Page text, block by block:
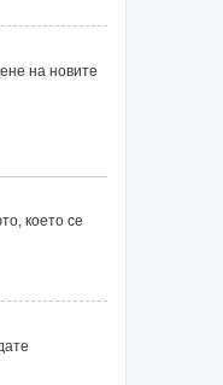
на новите
което се